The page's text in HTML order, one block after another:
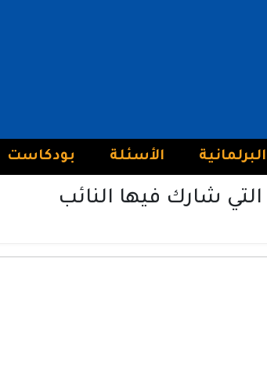
الأسئلة بودكاست
شارك فيها النائب